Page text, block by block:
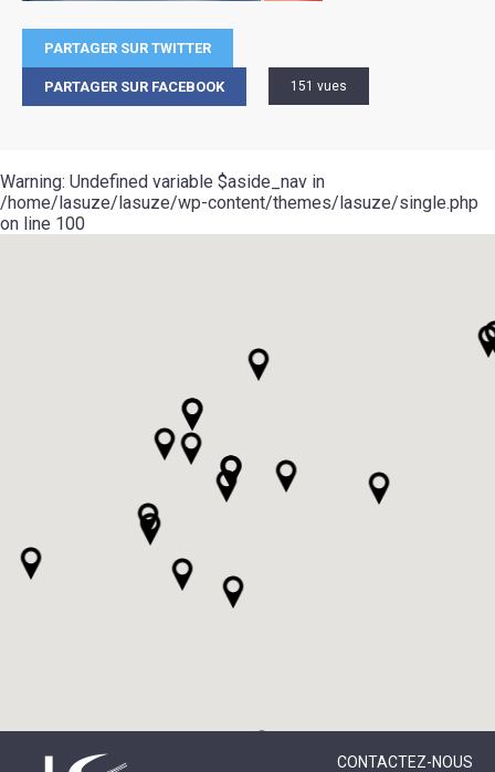
PARTAGER SUR TWITTER
PARTAGER SUR FACEBOOK 151 vues
Warning: Undefined variable $aside_nav in
/home/lasuze/lasuze/wp-content/themes/lasuze/single.php
on line 100
CONTACTEZ-NOUS